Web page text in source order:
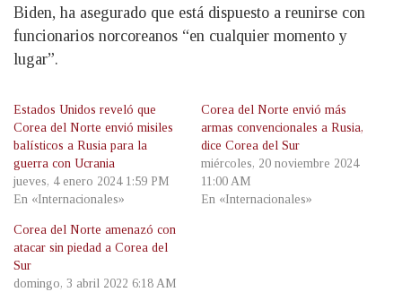
Biden, ha asegurado que está dispuesto a reunirse con
funcionarios norcoreanos “en cualquier momento y
lugar”.
Estados Unidos reveló que
Corea del Norte envió misiles
balísticos a Rusia para la
guerra con Ucrania
jueves, 4 enero 2024 1:59 PM
En «Internacionales»
Corea del Norte envió más
armas convencionales a Rusia,
dice Corea del Sur
miércoles, 20 noviembre 2024
11:00 AM
En «Internacionales»
Corea del Norte amenazó con
atacar sin piedad a Corea del
Sur
domingo, 3 abril 2022 6:18 AM